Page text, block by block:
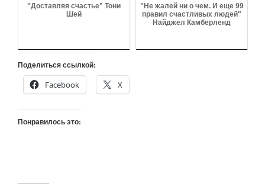
"Доставляя счастье" Тони
Шей
"Не жалей ни о чем. И еще 99
правил счастливых людей"
Найджел Камберленд
Поделиться ссылкой:
Facebook
X
Понравилось это: